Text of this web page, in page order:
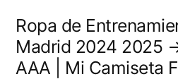
contenido
Ropa de
Madrid 2024 2025
AAA | Mi Camiseta